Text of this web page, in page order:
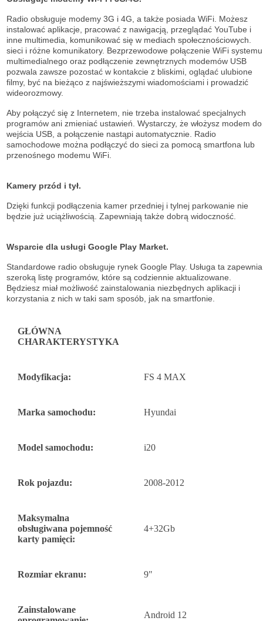
Radio obsługuje modemy 3G i 4G, a także posiada WiFi. Możesz
instalować aplikacje, pracować z nawigacją, przeglądać YouTube i
inne multimedia, komunikować się w mediach społecznościowych.
sieci i różne komunikatory. Bezprzewodowe połączenie WiFi systemu
multimedialnego oraz podłączenie zewnętrznych modemów USB
pozwala zawsze pozostać w kontakcie z bliskimi, oglądać ulubione
filmy, być na bieżąco z najświeższymi wiadomościami i prowadzić
wideorozmowy.
Aby połączyć się z Internetem, nie trzeba instalować specjalnych
programów ani zmieniać ustawień. Wystarczy, że włożysz modem do
wejścia USB, a połączenie nastąpi automatycznie. Radio
samochodowe można podłączyć do sieci za pomocą smartfona lub
przenośnego modemu WiFi.
Kamery przód i tył.
Dzięki funkcji podłączenia kamer przedniej i tylnej parkowanie nie
będzie już uciążliwością. Zapewniają także dobrą widoczność.
Wsparcie dla usługi Google Play Market.
Standardowe radio obsługuje rynek Google Play. Usługa ta zapewnia
szeroką listę programów, które są codziennie aktualizowane.
Będziesz miał możliwość zainstalowania niezbędnych aplikacji i
korzystania z nich w taki sam sposób, jak na smartfonie.
GŁÓWNA
CHARAKTERYSTYKA
Modyfikacja: FS 4 MAX
Marka samochodu: Hyundai
Model samochodu: i20
Rok pojazdu: 2008-2012
Maksymalna
obsługiwana pojemność
karty pamięci:
4+32Gb
Rozmiar ekranu: 9"
Zainstalowane
Android 12